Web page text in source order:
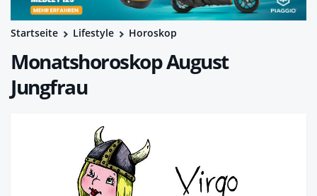
Startseite Lifestyle Horoskop
Monatshoroskop August
Jungfrau